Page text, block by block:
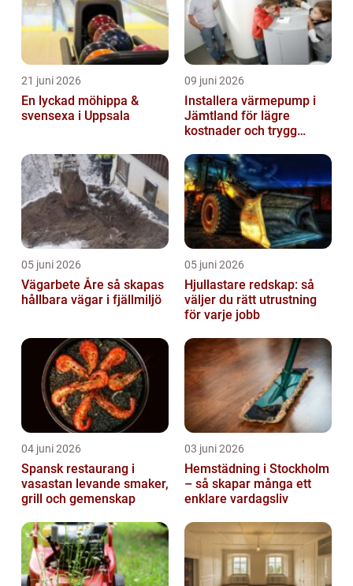
21 juni 2026
En lyckad möhippa &
svensexa i Uppsala
09 juni 2026
Installera värmepump i
Jämtland för lägre
kostnader och trygg
05 juni 2026
Vägarbete Åre så skapas
hållbara vägar i fjällmiljö
05 juni 2026
Hjullastare redskap: så
väljer du rätt utrustning
för varje jobb
04 juni 2026
Spansk restaurang i
vasastan levande smaker,
grill och gemenskap
03 juni 2026
Hemstädning i Stockholm
– så skapar många ett
enklare vardagsliv